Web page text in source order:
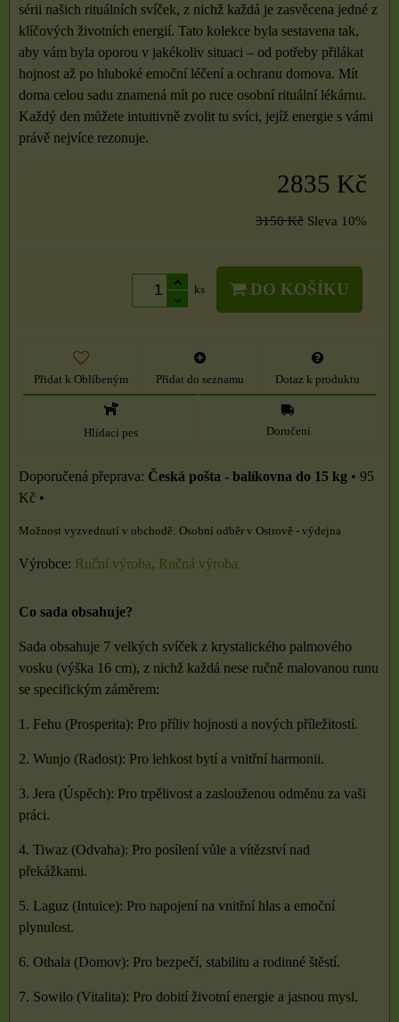
sérii našich rituálních svíček, z nichž každá je zasvěcena jedné z
klíčových životních energií. Tato kolekce byla sestavena tak,
aby vám byla oporou v jakékoliv situaci – od potřeby přilákat
hojnost až po hluboké emoční léčení a ochranu domova. Mít
doma celou sadu znamená mít po ruce osobní rituální lékárnu.
Každý den můžete intuitivně zvolit tu svíci, jejíž energie s vámi
právě nejvíce rezonuje.
2835 Kč
3150 Kč Sleva 10%
ks DO KOŠÍKU
Přidat k Oblíbeným Přidat do seznamu Dotaz k produktu
Hlídací pes Doručení
Česká pošta - balíkovna do 15 kg • 95
Kč •
Osobní odběr v Ostrově - výdejna
Výrobce: Ruční výroba, Ručná výroba
Co sada obsahuje?
Sada obsahuje 7 velkých svíček z krystalického palmového
vosku (výška 16 cm), z nichž každá nese ručně malovanou runu
se specifickým záměrem:
1. Fehu (Prosperita): Pro příliv hojnosti a nových příležitostí.
2. Wunjo (Radost): Pro lehkost bytí a vnitřní harmonii.
3. Jera (Úspěch): Pro trpělivost a zaslouženou odměnu za vaši
práci.
4. Tiwaz (Odvaha): Pro posílení vůle a vítězství nad
překážkami.
5. Laguz (Intuice): Pro napojení na vnitřní hlas a emoční
plynulost.
6. Othala (Domov): Pro bezpečí, stabilitu a rodinné štěstí.
7. Sowilo (Vitalita): Pro dobití životní energie a jasnou mysl.